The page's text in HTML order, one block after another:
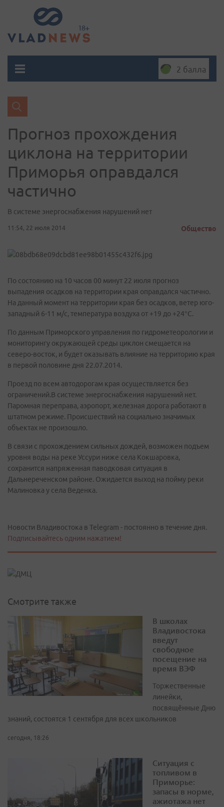
2 балла
Прогноз прохождения
циклона на территории
Приморья оправдался
частично
В системе энергоснабжения нарушений нет
11:54, 22 июля 2014 Общество
По состоянию на 10 часов 00 минут 22 июля прогноз
выпадения осадков на территории края оправдался частично.
На данный момент на территории края без осадков, ветер юго-
западный 6-11 м/с, температура воздуха от +19 до +24°С.
По данным Приморского управления по гидрометеорологии и
мониторингу окружающей среды циклон смещается на
северо-восток, и будет оказывать влияние на территорию края
в первой половине дня 22.07.2014.
Проезд по всем автодорогам края осуществляется без
ограничений.В системе энергоснабжения нарушений нет.
Паромная переправа, аэропорт, железная дорога работают в
штатном режиме. Происшествий на социально значимых
объектах не произошло.
В связи с прохождением сильных дождей, возможен подъем
уровня воды на реке Уссури ниже села Кокшаровка,
сохранится напряженная паводковая ситуация в
Дальнереченском районе. Ожидается выход на пойму реки
Малиновка у села Веденка.
Новости Владивостока в Telegram - постоянно в течение дня.
Подписывайтесь одним нажатием!
Смотрите также
В школах
Владивостока
введут
свободное
посещение на
время ВЭФ
Торжественные
линейки,
посвящённые Дню
знаний, состоятся 1 сентября для всех школьников
сегодня, 18:26
Ситуация с
топливом в
Приморье:
запасы в норме,
ажиотажа нет